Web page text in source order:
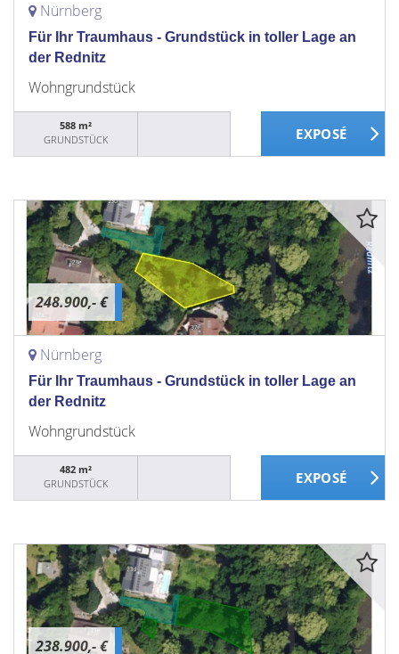
Nürnberg
Für Ihr Traumhaus - Grundstück in toller Lage an
der Rednitz
Wohngrundstück
588 m²
GRUNDSTÜCK
248.900,- €
Nürnberg
Für Ihr Traumhaus - Grundstück in toller Lage an
der Rednitz
Wohngrundstück
482 m²
GRUNDSTÜCK
238.900,- €